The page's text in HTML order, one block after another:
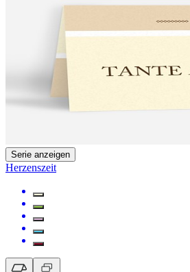
Serie anzeigen
Herzenszeit